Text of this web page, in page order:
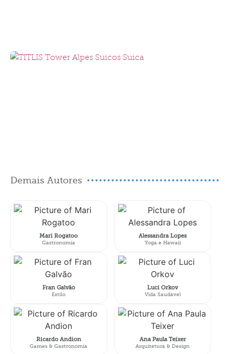
Demais Autores
Mari Rogatoo
Gastronomia
Fran Galvão
Estilo
Ricardo Andion
Games & Gastronomia
Alessandra Lopes
Yoga e Hawaii
Luci Orkov
Vida Saudável
Ana Paula Teixer
Arquitetura & Design